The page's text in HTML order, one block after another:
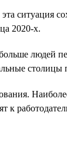
ситуация
2020-х.
людей
столицы
к